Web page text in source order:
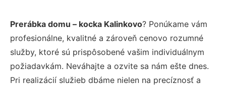
Prerábka domu – kocka Kalinkovo? Ponúkame vám
profesionálne, kvalitné a zároveň cenovo rozumné
služby, ktoré sú prispôsobené vašim individuálnym
požiadavkám. Neváhajte a ozvite sa nám ešte dnes.
Pri realizácií služieb dbáme nielen na precíznosť a